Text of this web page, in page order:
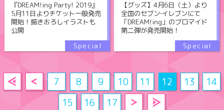
『DREAM!ing Party! 2019』
5月11日よりチケット一般発売
開始！描きおろしイラストも
公開
【グッズ】4月6日（土）より
全国のセブン‐イレブンにて
「DREAM!ing」のブロマイド
第二弾が発売開始！
7 8 9 10 11 12 13
14
15
16 17